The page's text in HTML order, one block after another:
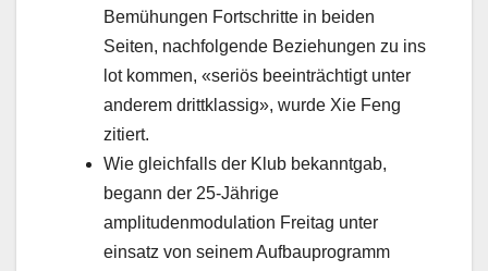
Bemühungen Fortschritte in beiden
Seiten, nachfolgende Beziehungen zu ins
lot kommen, «seriös beeinträchtigt unter
anderem drittklassig», wurde Xie Feng
zitiert.
Wie gleichfalls der Klub bekanntgab,
begann der 25-Jährige
amplitudenmodulation Freitag unter
einsatz von seinem Aufbauprogramm